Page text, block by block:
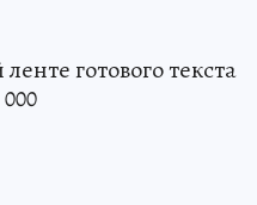
готового текста